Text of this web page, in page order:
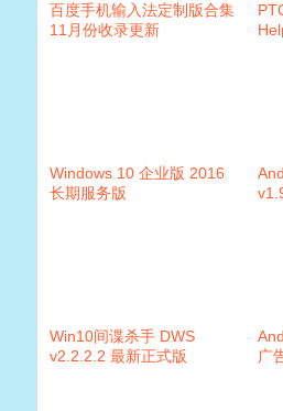
百度手机输入法定制版合集
11月份收录更新
Windows 10 企业版 2016
长期服务版
Win10间谍杀手 DWS
v2.2.2.2 最新正式版
广